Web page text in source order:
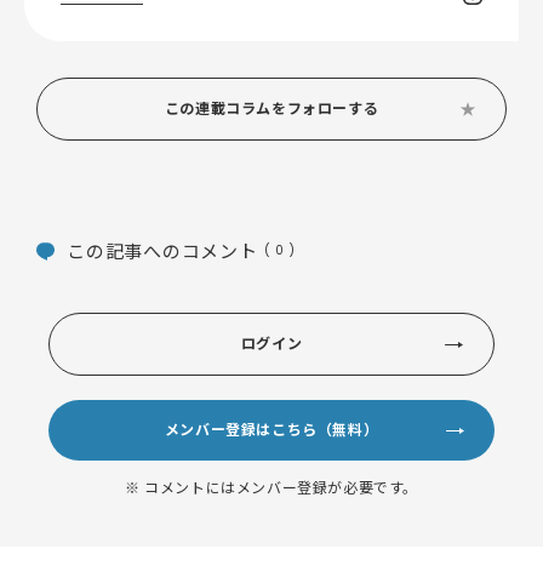
この連載コラムをフォローする
この記事へのコメント ( 0 )
ログイン
メンバー登録はこちら（無料）
※ コメントにはメンバー登録が必要です。